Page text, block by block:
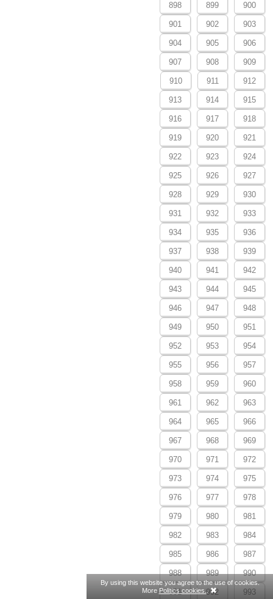
898 899 900
901 902 903
904 905 906
907 908 909
910 911 912
913 914 915
916 917 918
919 920 921
922 923 924
925 926 927
928 929 930
931 932 933
934 935 936
937 938 939
940 941 942
943 944 945
946 947 948
949 950 951
952 953 954
955 956 957
958 959 960
961 962 963
964 965 966
967 968 969
970 971 972
973 974 975
976 977 978
979 980 981
982 983 984
985 986 987
988 989 990
991 992 993
By using this website you agree to the use of cookies.
More Politics cookies..